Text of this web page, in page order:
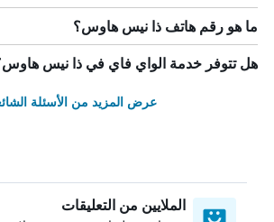
ما هو رقم هاتف ذا نيس هاوس؟
هل تتوفر خدمة الواي فاي في ذا نيس
عرض المزيد من الأسئلة
الملايين من التعليقات